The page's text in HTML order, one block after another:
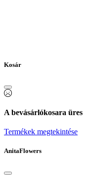
Kosár
A bevásárlókosara üres
Termékek megtekintése
AnitaFlowers